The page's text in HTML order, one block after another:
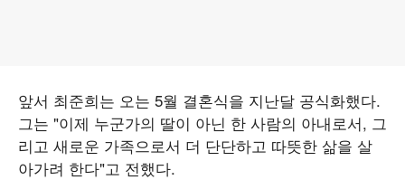
앞서 최준희는 오는 5월 결혼식을 지난달 공식화했다.
그는 "이제 누군가의 딸이 아닌 한 사람의 아내로서, 그
리고 새로운 가족으로서 더 단단하고 따뜻한 삶을 살
아가려 한다"고 전했다.